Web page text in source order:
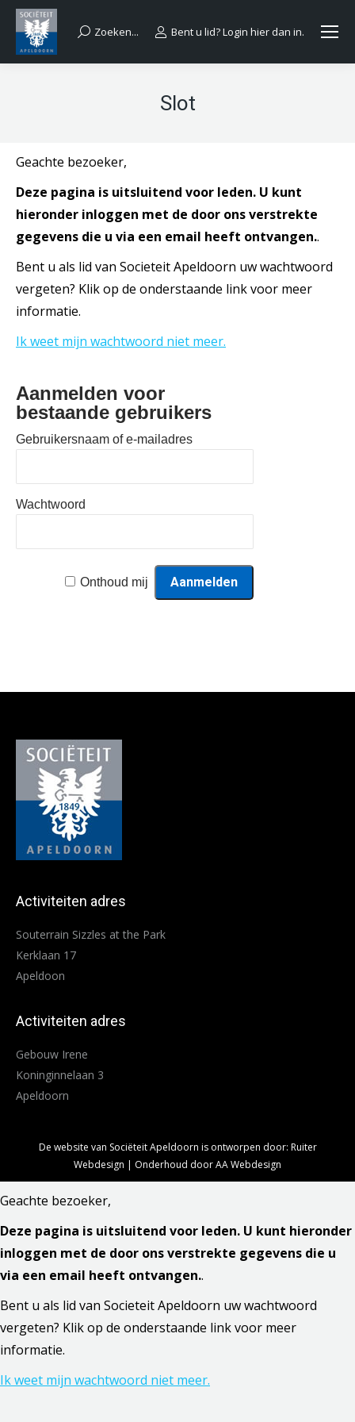
Search:
Zoeken... Bent u lid? Login hier dan in.
Slot
Geachte bezoeker,
Deze pagina is uitsluitend voor leden. U kunt
hieronder inloggen met de door ons verstrekte
gegevens die u via een email heeft ontvangen..
Bent u als lid van Societeit Apeldoorn uw wachtwoord
vergeten? Klik op de onderstaande link voor meer
informatie.
Ik weet mijn wachtwoord niet meer.
Aanmelden voor
bestaande gebruikers
Gebruikersnaam of e-mailadres
Wachtwoord
Onthoud mij
Activiteiten adres
Souterrain Sizzles at the Park
Kerklaan 17
Apeldoon
Activiteiten adres
Gebouw Irene
Koninginnelaan 3
Apeldoorn
De website van Sociëteit Apeldoorn is ontworpen door: Ruiter
Webdesign | Onderhoud doorAA Webdesign
Geachte bezoeker,
Deze pagina is uitsluitend voor leden. U kunt hieronder
inloggen met de door ons verstrekte gegevens die u
via een email heeft ontvangen..
Bent u als lid van Societeit Apeldoorn uw wachtwoord
vergeten? Klik op de onderstaande link voor meer
informatie.
Ik weet mijn wachtwoord niet meer.